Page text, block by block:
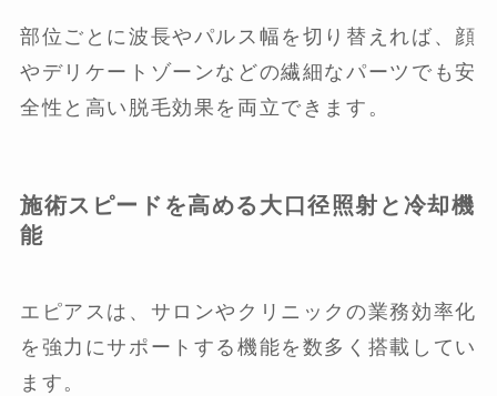
部位ごとに波長やパルス幅を切り替えれば、顔
やデリケートゾーンなどの繊細なパーツでも安
全性と高い脱毛効果を両立できます。
施術スピードを高める大口径照射と冷却機
能
エピアスは、サロンやクリニックの業務効率化
を強力にサポートする機能を数多く搭載してい
ます。